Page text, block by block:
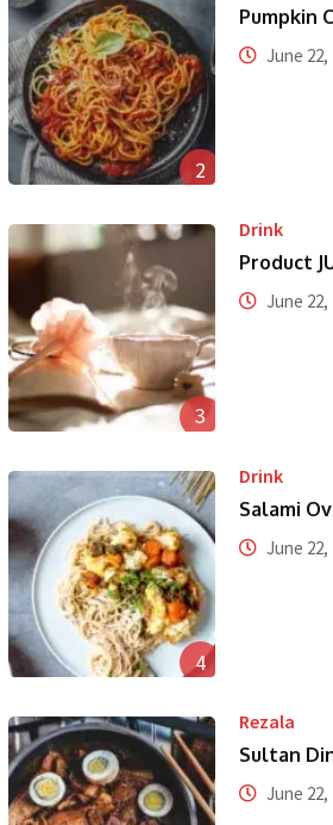
2
Pumpkin
June 22,
3
Drink
Product
June 22,
4
Drink
Salami
June 22,
Rezala
Sultan
June 22,